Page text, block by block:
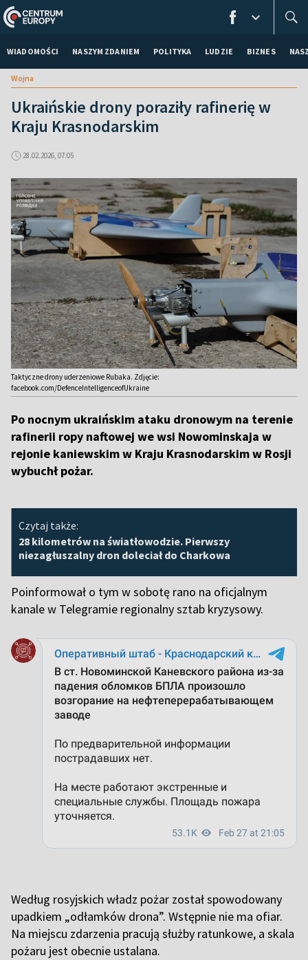
WIADOMOŚCI NASZYM ZDANIEM POLITYKA LUDZIE BIZNES
Wojna
Ukraińskie drony poraziły rafinerię w
Kraju Krasnodarskim
28.02.2026, 07:05
Taktyczne drony uderzeniowe Rubaka. Zdjęcie:
facebook.com/DefenceIntelligenceofUkraine
Po nocnym ukraińskim ataku dronowym na terenie
rafinerii ropy naftowej we wsi Nowominskaja w
rejonie kaniewskim w Kraju Krasnodarskim w Rosji
wybuchł pożar.
Czytaj także:
28 kilometrów na światłowodzie. Pierwszy
niezagłuszalny dron doleciał do Charkowa
Poinformował o tym w sobotę rano na oficjalnym
kanale w Telegramie regionalny sztab kryzysowy.
Według rosyjskich władz pożar został spowodowany
upadkiem „odłamków drona”. Wstępnie nie ma ofiar.
Na miejscu zdarzenia pracują służby ratunkowe, a skala
pożaru jest obecnie ustalana.